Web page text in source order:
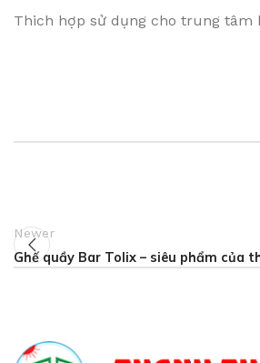
Thich hợp sử dụng cho trung tâm
Newer
Ghế quầy Bar Tolix – siêu phẩm của